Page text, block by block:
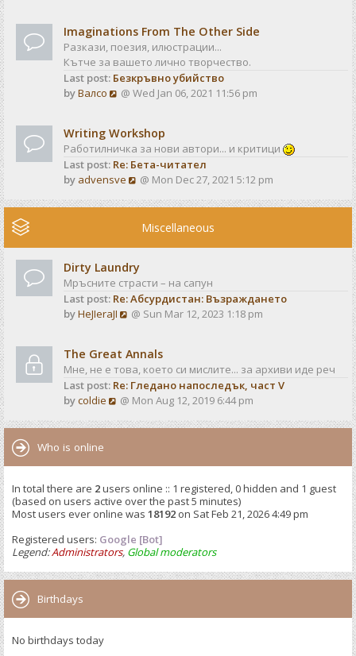
p
o
s
t
w
t
h
e
l
e
s
t
p
o
t
Imaginations From The Other Side
Разкази, поезия, илюстрации...
Кътче за вашето лично творчество.
Last post: Безкръвно убийство
byВалсо
V
w
t
h
e
l
t
p
o
s
@ Wed Jan 06, 2021 11:56 pm
Writing Workshop
Работилничка за нови автори... и критици
Last post: Re: Бета-читател
by advensve
V
e
w
e
l
a
t
t
p
o
s
t
@ Mon Dec 27, 2021 5:12 pm
Miscellaneous
Dirty Laundry
Мръсните страсти – на сапун
Last post: Re: Абсурдистан: Възраждането
byHeJIeraJI
V
w
t
h
e
e
t
p
s
t
@ Sun Mar 12, 2023 1:18 pm
The Great Annals
Мне, не е това, което си мислите... за архиви иде реч
Last post: Re: Гледано напоследък, част V
bycoldie
V
e
e
l
a
t
e
t
@ Mon Aug 12, 2019 6:44 pm
Who is online
In total there are 2users online :: 1 registered, 0 hidden and 1 guest
(based on users active over the past 5 minutes)
Most users ever online was 18192 on Sat Feb 21, 2026 4:49 pm
Registered users: Google [Bot]
Legend:Administrators, Global moderators
Birthdays
No birthdays today